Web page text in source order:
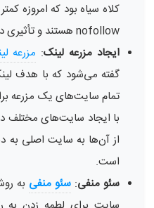
کلاه سیاه بود که امروزه
nofollow هستند و تأثیری در سئوی سایت ندارند.
ایجاد مزرعه لینک: مزرعه
گفته می‌شود که با هدف
تمام سایت‌های یک مزرعه
با ایجاد سایت‌های مختلف
از آن‌ها به سایت اصلی به
است.
سئو منفی:سئو منفی به